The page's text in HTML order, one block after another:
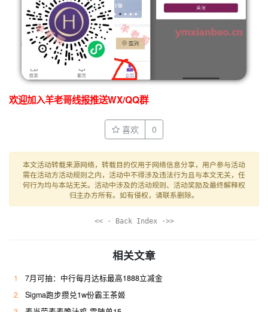
欢迎加入羊老哥线报推送WX/QQ群
喜欢 0
本文活动转载来源网络，转载目的仅用于网络信息分享，用户参与活动
需在活动方活动规则之内，活动中不得涉及违法行为且与本文无关，任
何行为均与本站无关。活动中涉及的活动规则、活动奖励及最终解释权
归主办方所有。如有侵权，请联系删除。
<< · Back Index ·>>
相关文章
1
7月可抽：中行每月达标最高1888立减金
2
Sigma跑步攒兑1w份霸王茶姬